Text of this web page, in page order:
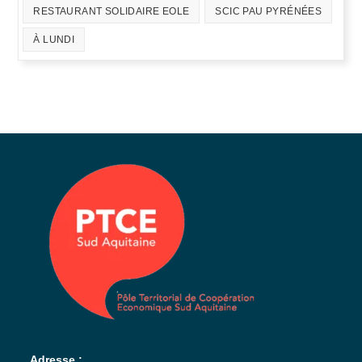
RESTAURANT SOLIDAIRE EOLE SCIC PAU PYRÉNÉES
À LUNDI
Adresse :